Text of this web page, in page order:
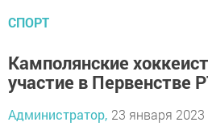
СПОРТ
Камполянские
участие в Первенстве
Администратор, 23 января 2023